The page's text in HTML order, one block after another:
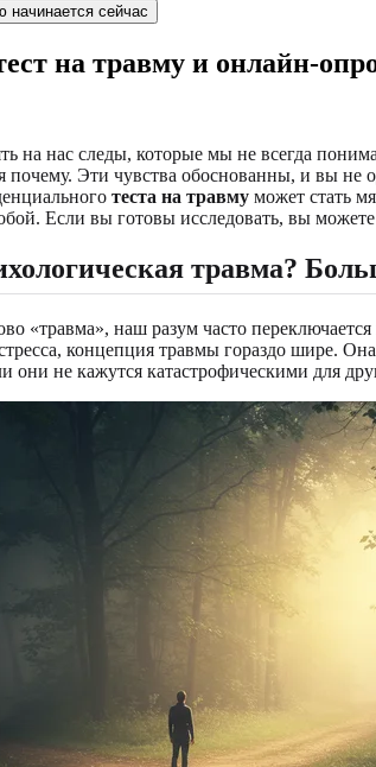
начинается сейчас
на травму и онлайн-
на нас следы, которые мы не всегда
почему. Эти чувства обоснованны, и вы
теста на травму может стать
Если вы готовы исследовать, вы можете
травма?
«травма», наш разум часто
концепция травмы гораздо шире.
они не кажутся катастрофическими для